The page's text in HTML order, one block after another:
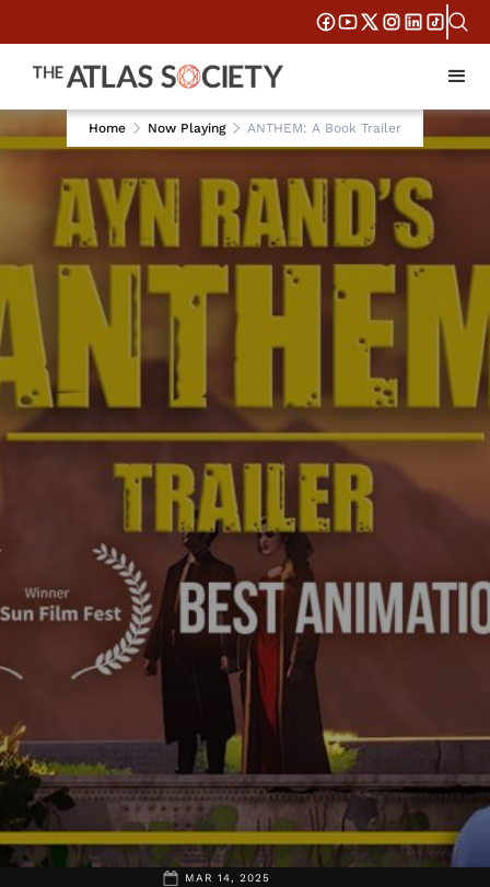
MAR 14, 2025
Home Now Playing ANTHEM: A Book Trailer